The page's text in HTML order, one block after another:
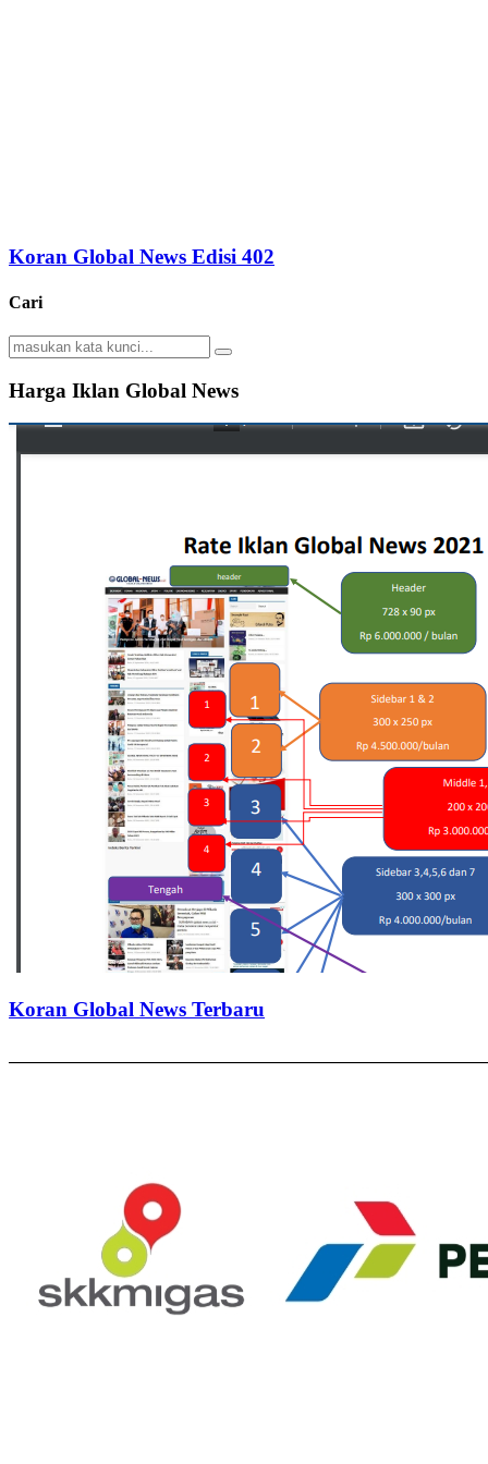
Koran Global News Edisi 402
Cari
Search
for:
Search
Harga Iklan Global News
Koran Global News Terbaru